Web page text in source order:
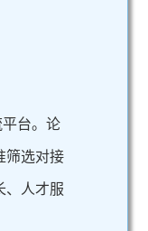
台。论
筛选对接
、人才服